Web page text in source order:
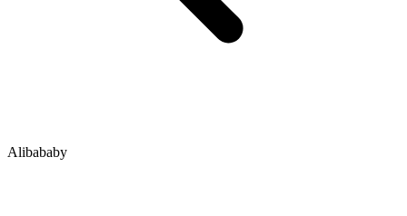
Alibababy